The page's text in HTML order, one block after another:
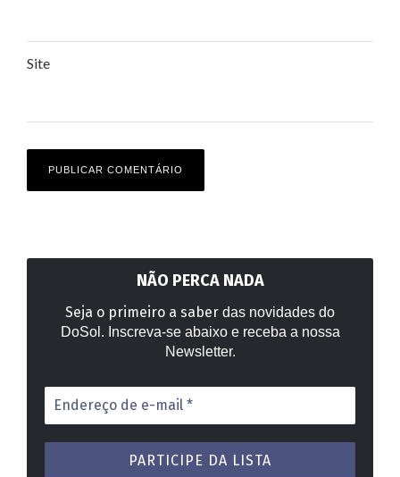
Site
NÃO PERCA NADA
Seja o primeiro a saber das novidades do
DoSol. Inscreva-se abaixo e receba a nossa
Newsletter.
Endereço
de
e-
mail